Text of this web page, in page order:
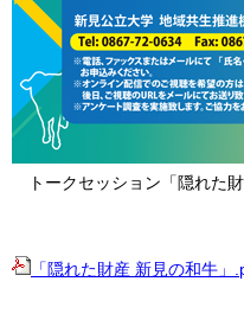
トークセッション「隠れた
「隠れた財産 新見の和牛